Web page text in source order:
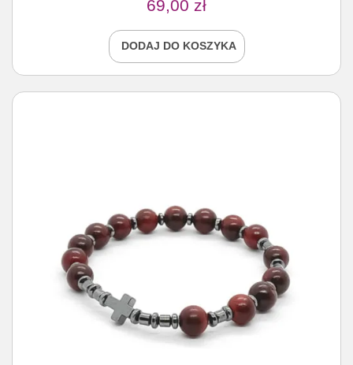
69,00 zł
DODAJ DO KOSZYKA